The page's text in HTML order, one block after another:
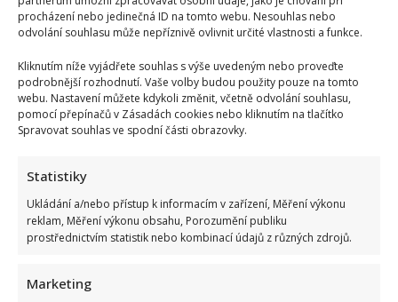
procházení nebo jedinečná ID na tomto webu. Nesouhlas nebo
odvolání souhlasu může nepříznivě ovlivnit určité vlastnosti a funkce.
Kliknutím níže vyjádřete souhlas s výše uvedeným nebo proveďte
podrobnější rozhodnutí. Vaše volby budou použity pouze na tomto
webu. Nastavení můžete kdykoli změnit, včetně odvolání souhlasu,
pomocí přepínačů v Zásadách cookies nebo kliknutím na tlačítko
Spravovat souhlas ve spodní části obrazovky.
Statistiky
Ukládání a/nebo přístup k informacím v zařízení, Měření výkonu
reklam, Měření výkonu obsahu, Porozumění publiku
prostřednictvím statistik nebo kombinací údajů z různých zdrojů.
Marketing
Jiří Dvořák o svém výjezdu na Ukrajinu, kde viděl samé hrůzy:
Češi si prý neváží toho, co mají